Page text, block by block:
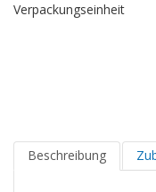
Verpackungseinheit
Beschreibung